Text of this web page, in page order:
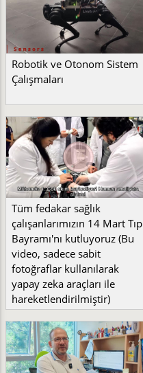
Robotik ve Otonom Sistem
Çalışmaları
Tüm fedakar sağlık
çalışanlarımızın 14 Mart Tıp
Bayramı'nı kutluyoruz (Bu
video, sadece sabit
fotoğraflar kullanılarak
yapay zeka araçları ile
hareketlendirilmiştir)